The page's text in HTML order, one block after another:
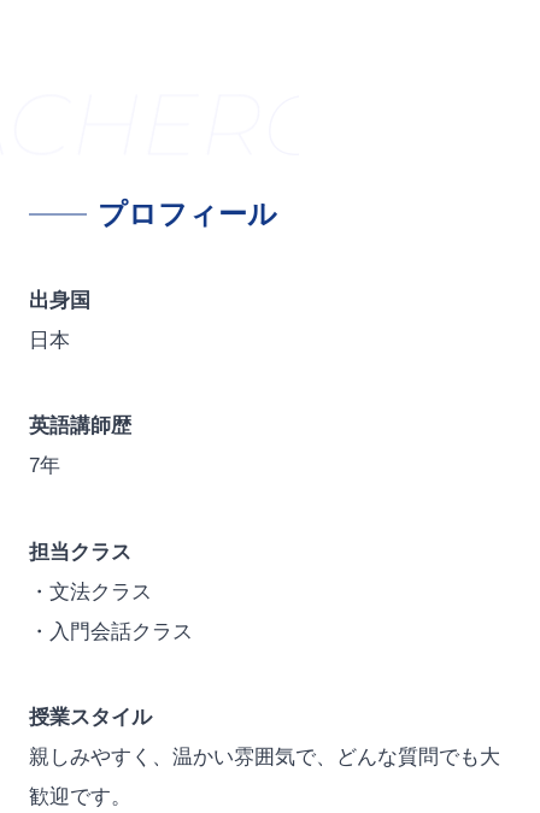
プロフィール
出身国
日本
英語講師歴
7年
担当クラス
・文法クラス
・入門会話クラス
授業スタイル
親しみやすく、温かい雰囲気で、どんな質問でも大
歓迎です。